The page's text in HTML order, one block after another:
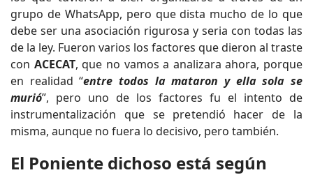
grupo de WhatsApp, pero que dista mucho de lo que
debe ser una asociación rigurosa y seria con todas las
de la ley. Fueron varios los factores que dieron al traste
con ACECAT, que no vamos a analizara ahora, porque
en realidad “entre todos la mataron y ella sola se
murió”, pero uno de los factores fu el intento de
instrumentalización que se pretendió hacer de la
misma, aunque no fuera lo decisivo, pero también.
El Poniente dichoso está según